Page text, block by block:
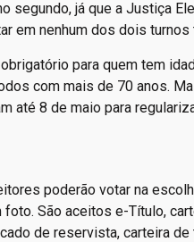
segundo, já que a Justiça
em nenhum dos dois
para quem tem
com mais de 70 anos.
até 8 de maio para
poderão votar na
São aceitos e-Título,
de reservista, carteira de